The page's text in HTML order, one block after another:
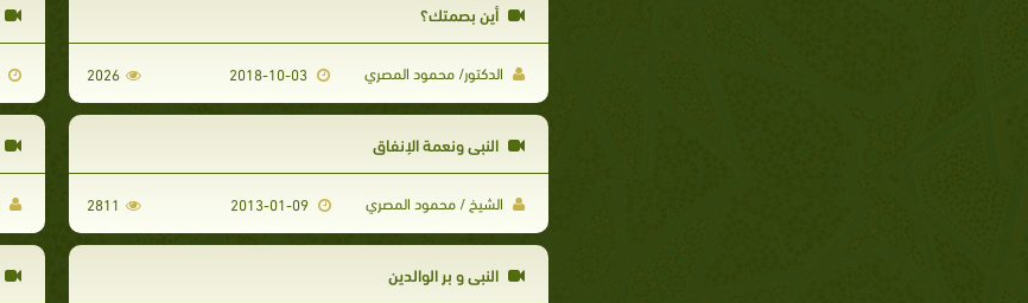
أين بصمتك؟
الدكتور/ محمود المصري 2026
النبي ونعمة الإنفاق
الشيخ / محمود المصري 2811
النبي و بر الوالدين